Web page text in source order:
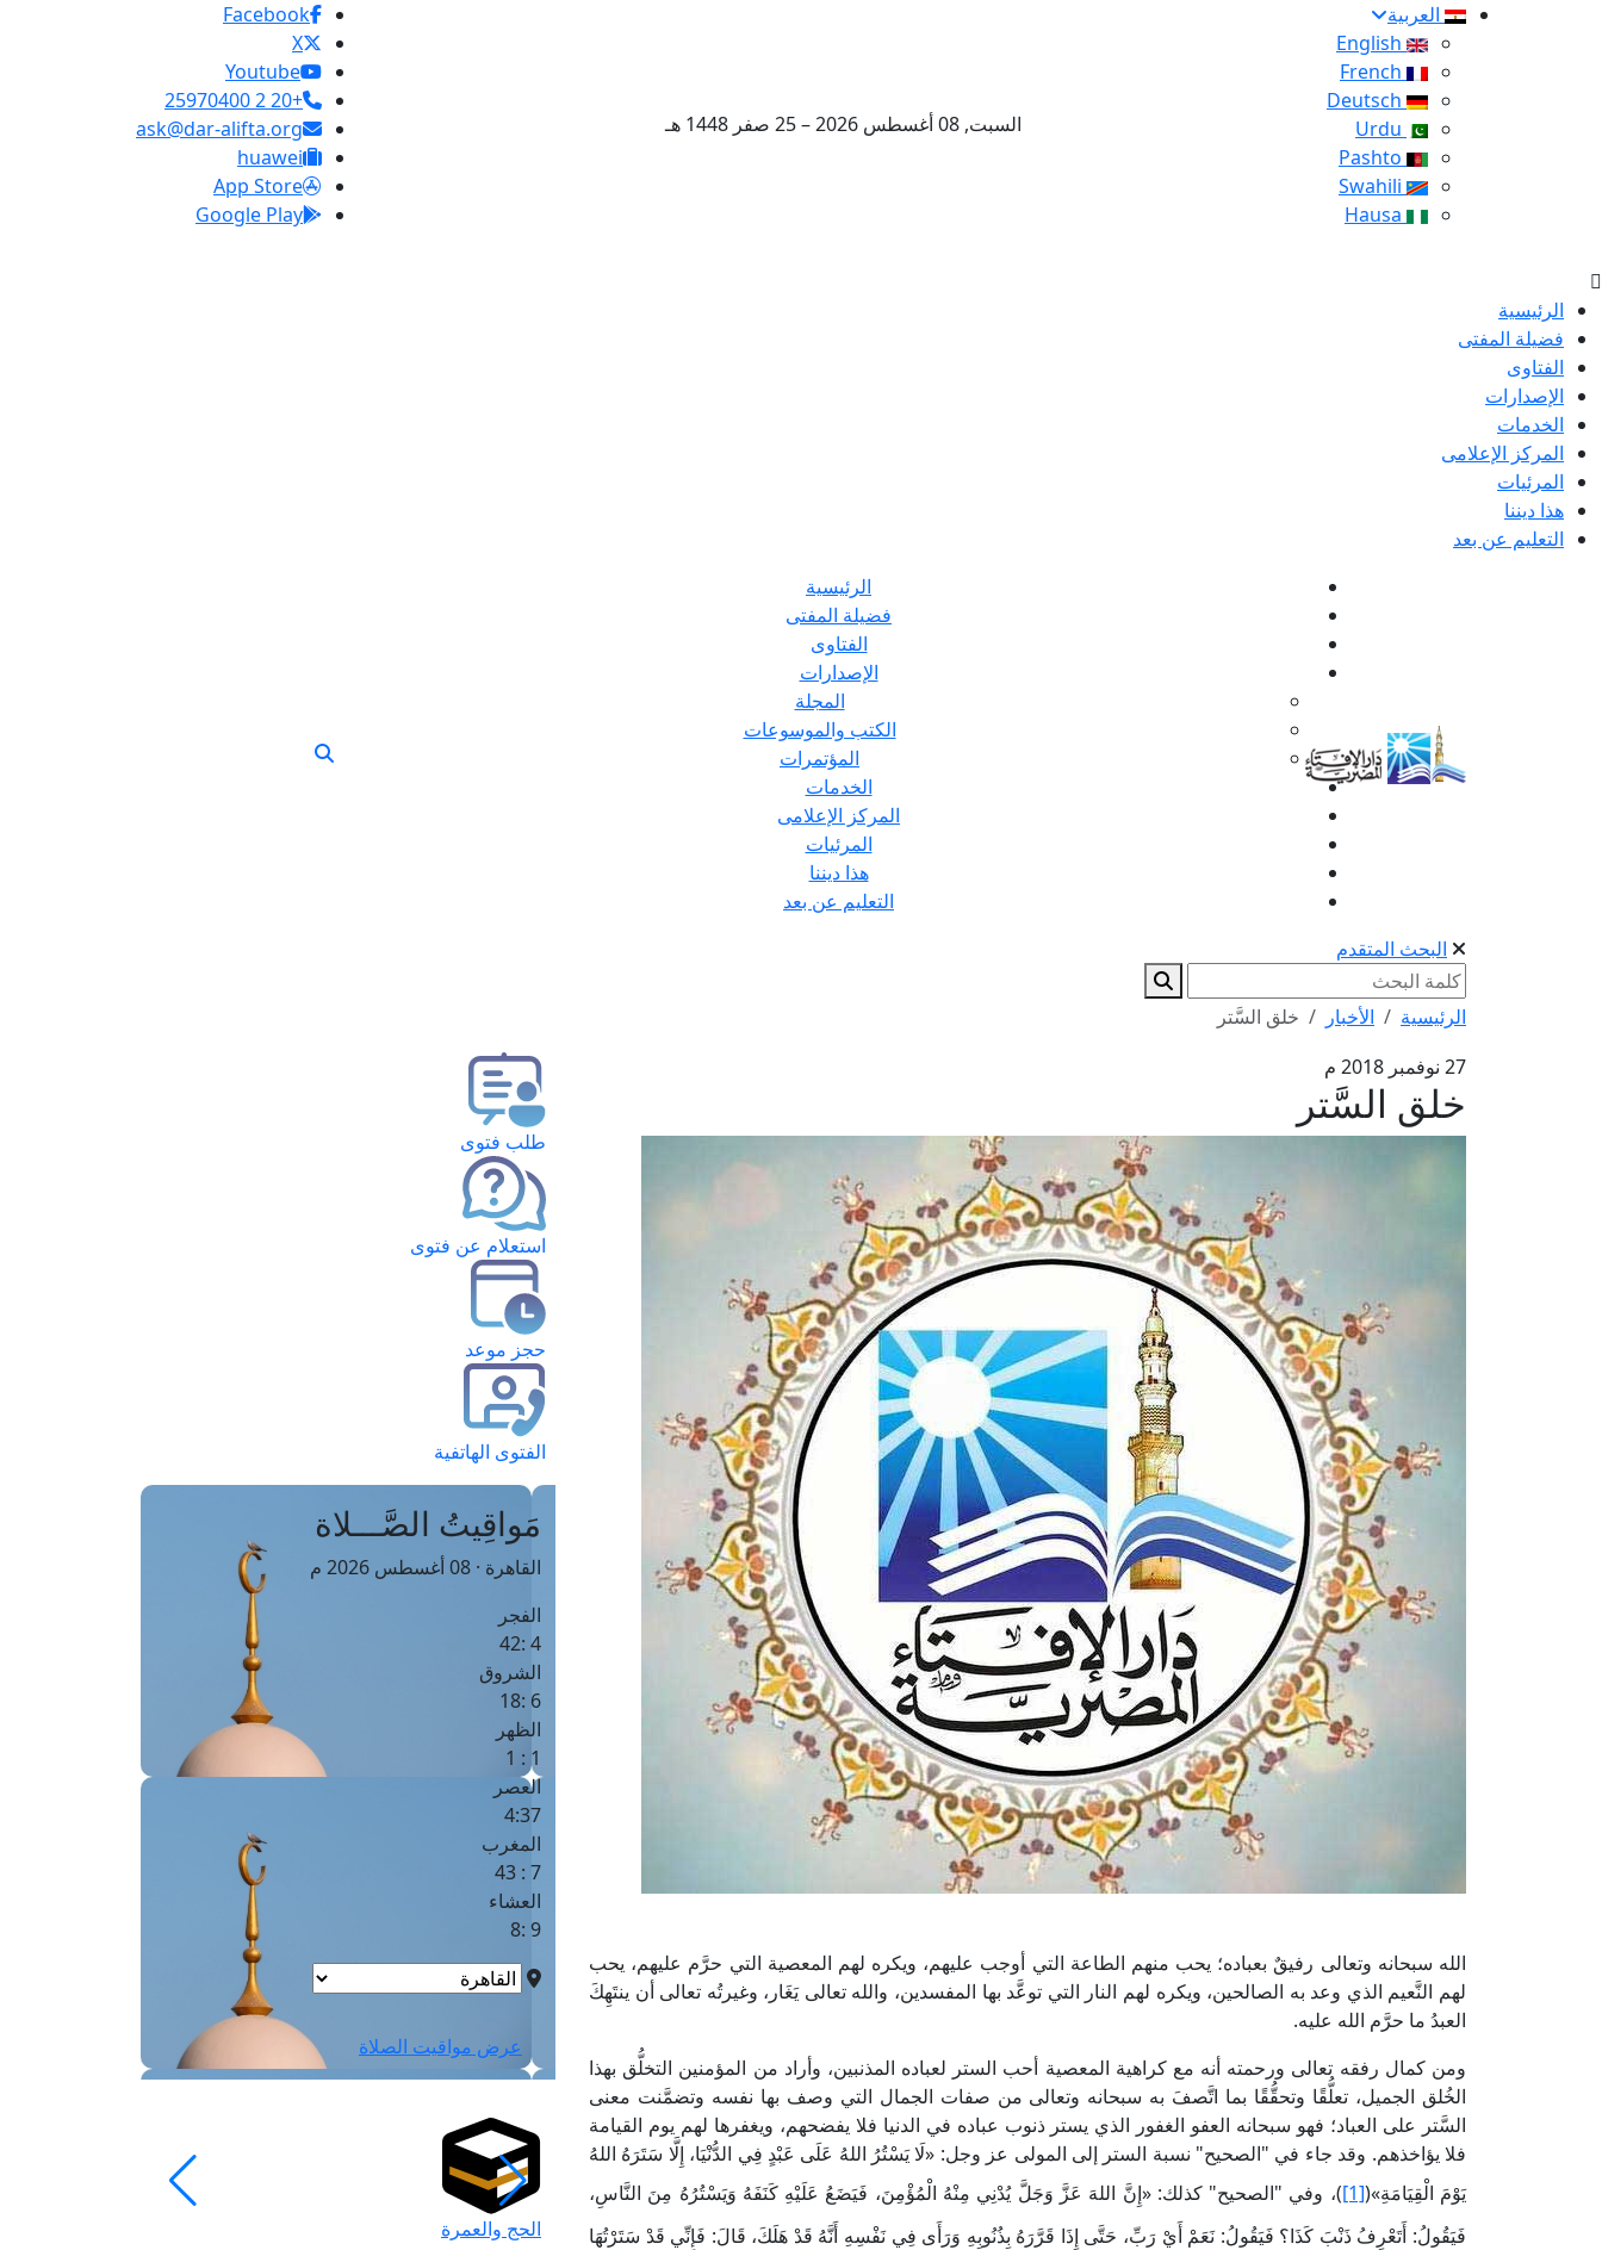
العربية
السبت, 08 أغسطس 2026 – 25 صفر 1448 هـ
Facebook
X
Youtube
+20 2 25970400
ask@dar-alifta.org
huawei
App Store
Google Play
الرئيسية
فضيلة المفتى
الفتاوى
الإصدارات
الخدمات
المركز الإعلامى
المرئيات
هذا ديننا
التعليم عن بعد
الرئيسية
فضيلة المفتى
الفتاوى
الإصدارات
المجلة
الكتب والموسوعات
المؤتمرات
الخدمات
المركز الإعلامى
المرئيات
هذا ديننا
التعليم عن بعد
البحث المتقدم
الرئيسية الأخبار
خلق السَّتر
27 نوفمبر 2018 م
خلق السَّتر
الله سبحانه وتعالى رفيقٌ بعباده؛ يحب منهم الطاعة التي أوجب عليهم، ويكره لهم المعصية التي حرَّم عليهم، يحب
لهم النَّعيم الذي وعد به الصالحين، ويكره لهم النار التي توعَّد بها المفسدين، والله تعالى يَغَار، وغيرتُه تعالى أن ينتَهِكَ
العبدُ ما حرَّم الله عليه.
ومن كمال رفقه تعالى ورحمته أنه مع كراهية المعصية أحب الستر لعباده المذنبين، وأراد من المؤمنين التخلُّق بهذا
الخُلق الجميل، تعلُّقًا وتحقُّقًا بما اتَّصفَ به سبحانه وتعالى من صفات الجمال التي وصف بها نفسه وتضمَّنت معنى
السَّتر على العباد؛ فهو سبحانه العفو الغفور الذي يستر ذنوب عباده في الدنيا فلا يفضحهم، ويغفرها لهم يوم القيامة
فلا يؤاخذهم. وقد جاء في "الصحيح" نسبة الستر إلى المولى عز وجل: «لَا يَسْتُرُ اللهُ عَلَى عَبْدٍ فِي الدُّنْيَا، إِلَّا سَتَرَهُ اللهُ
يَوْمَ الْقِيَامَةِ»([1])، وفي "الصحيح" كذلك: «إِنَّ اللهَ عَزَّ وَجَلَّ يُدْنِي مِنْهُ الْمُؤْمِنَ، فَيَضَعُ عَلَيْهِ كَنَفَهُ وَيَسْتُرُهُ مِنَ النَّاسِ،
فَيَقُولُ: أَتَعْرِفُ ذَنْبَ كَذَا؟ فَيَقُولُ: نَعَمْ أَيْ رَبِّ، حَتَّى إِذَا قَرَّرَهُ بِذُنُوبِهِ وَرَأَى فِي نَفْسِهِ أَنَّهُ قَدْ هَلَكَ، قَالَ: فَإِنِّي قَدْ سَتَرْتُهَا
طلب فتوى
استعلام عن فتوى
حجز موعد
الفتوى الهاتفية
مَواقِيتُ الصَّـــلاة
القاهرة · 08 أغسطس 2026 م
الفجر
4 :42
الشروق
6 :18
الظهر
1 : 1
العصر
4:37
المغرب
7 : 43
العشاء
9 :8
عرض مواقيت الصلاة
الحج والعمرة